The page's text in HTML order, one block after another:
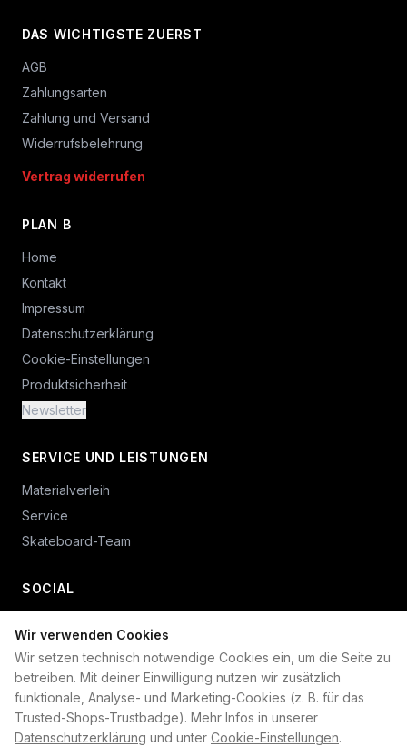
Wir verwenden Cookies
Wir setzen technisch notwendige Cookies ein, um die Seite zu
betreiben. Mit deiner Einwilligung nutzen wir zusätzlich
funktionale, Analyse- und Marketing-Cookies (z. B. für das
Trusted-Shops-Trustbadge). Mehr Infos in unserer
Datenschutzerklärung und unter Cookie-Einstellungen.
DAS WICHTIGSTE ZUERST
AGB
Zahlungsarten
Zahlung und Versand
Widerrufsbelehrung
Vertrag widerrufen
PLAN B
Home
Kontakt
Impressum
Datenschutzerklärung
Cookie-Einstellungen
Produktsicherheit
Newsletter
SERVICE UND LEISTUNGEN
Materialverleih
Service
Skateboard-Team
SOCIAL
+49 234 687 00 38
shop@plan-b-funsport.de
Sichere Zahlung mit: